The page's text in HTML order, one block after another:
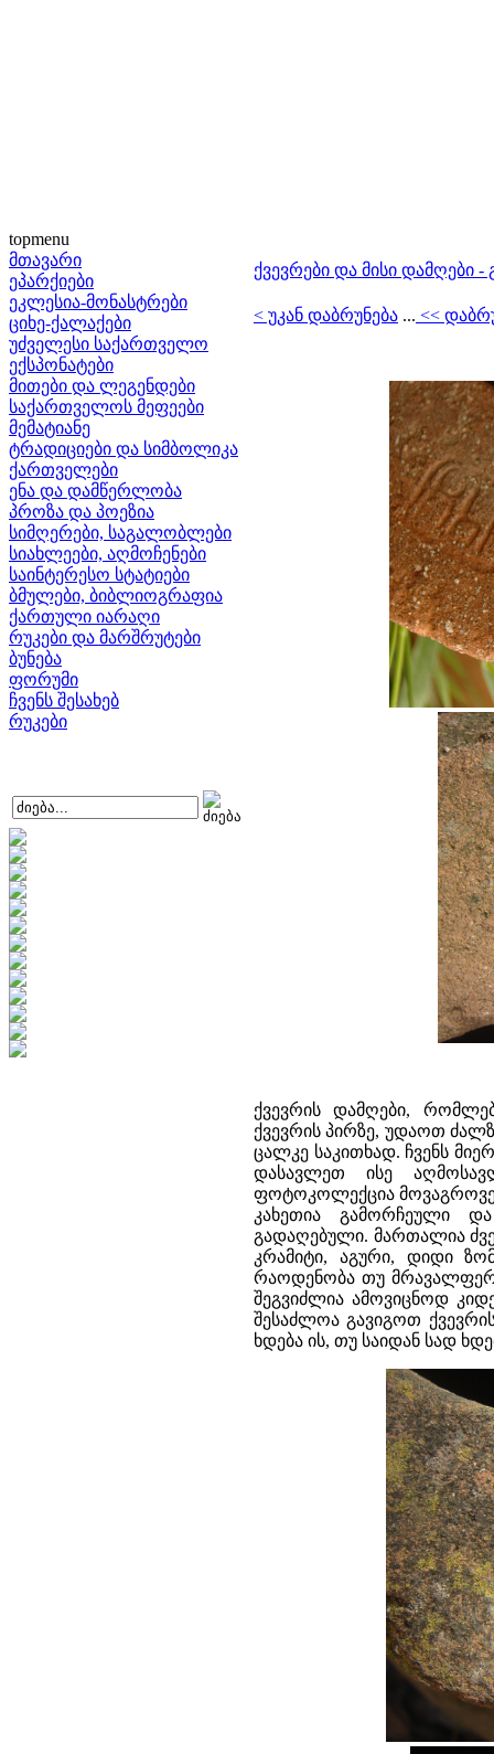
topmenu
მთავარი
ეპარქიები
ეკლესია-მონასტრები
ციხე-ქალაქები
უძველესი საქართველო
ექსპონატები
მითები და ლეგენდები
საქართველოს მეფეები
მემატიანე
ტრადიციები და სიმბოლიკა
ქართველები
ენა და დამწერლობა
პროზა და პოეზია
სიმღერები, საგალობლები
სიახლეები, აღმოჩენები
საინტერესო სტატიები
ბმულები, ბიბლიოგრაფია
ქართული იარაღი
რუკები და მარშრუტები
ბუნება
ფორუმი
ჩვენს შესახებ
რუკები
ქვევრები და მისი დამღები -
< უკან დაბრუნება ... <<
ქვევრის დამღები,
ქვევრის პირზე, უდაოთ
ცალკე საკითხად. ჩვენს
დასავლეთ ისე
ფოტოკოლექცია
კახეთია გამორჩეული
გადაღებული. მართალია
კრამიტი, აგური, დიდი
რაოდენობა თუ
შეგვიძლია ამოვიცნოდ
შესაძლოა გავიგოთ
ხდება ის, თუ საიდან სად